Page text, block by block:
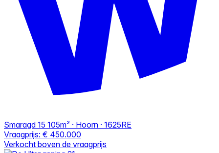
Smaragd 15 105m² · Hoorn · 1625RE
Vraagprijs: € 450.000
Verkocht boven de vraagprijs